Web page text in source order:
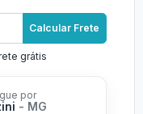
Calcular Frete
grátis
por
- MG